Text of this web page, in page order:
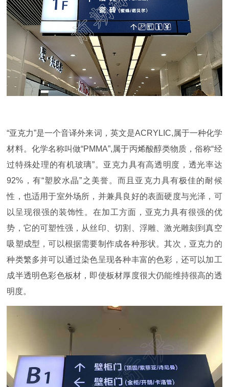
“亚克力”是一个音译外来词，英文是ACRYLIC,属于一种化学
材料。化学名称叫做“PMMA”,属于丙烯酸醇类物质，俗称“经
过特殊处理的有机玻璃”。亚克力具有高透明度，透光率达
92%，有“塑胶水晶”之美誉。而且亚克力具有极佳的耐候
性，也适用于室外场所，并兼具良好的表面硬度与光泽，可
以呈现很强的装饰性。在加工方面，亚克力具有很强的优
势，它的可塑性强，从丝印、切割、浮雕、激光雕刻到真空
吸塑成型，可以根据需要制作成各种形状。其次，亚克力的
种类繁多并可以通过染色呈现各种丰富的色彩，还可以加工
成半透明色彩色板材，即使板材厚度很大仍能维持很高的透
明度。